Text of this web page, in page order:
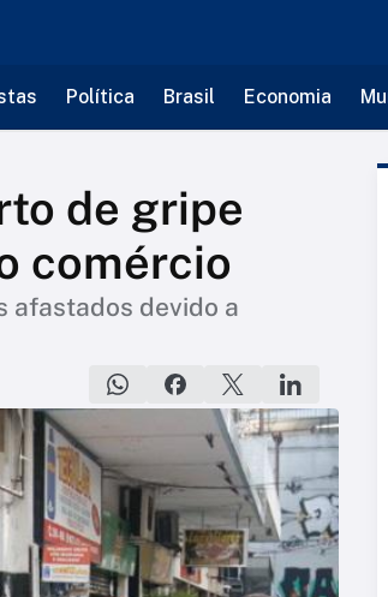
Política Brasil Economia
de gripe
comércio
afastados devido a